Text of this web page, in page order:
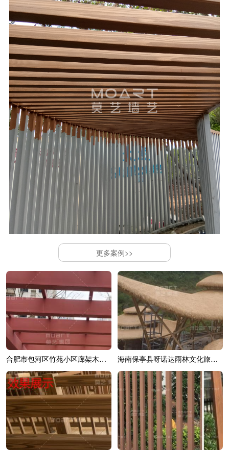
更多案例>>
合肥市包河区竹苑小区廊架木纹漆效果展示 海南保亭县呀诺达雨林文化旅游区综合造...